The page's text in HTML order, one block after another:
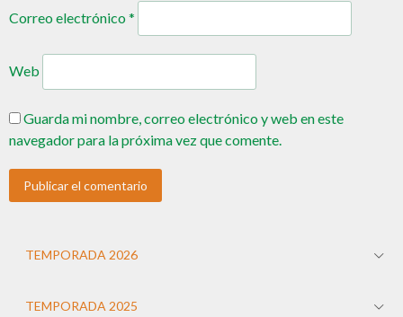
Correo electrónico*
Web
Guarda mi nombre, correo electrónico y web en este
navegador para la próxima vez que comente.
TEMPORADA 2026
TEMPORADA 2025